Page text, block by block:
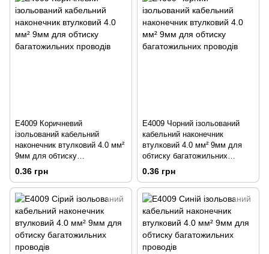
E4009 Коричневий
ізольований кабельний
наконечник втулковий 4.0 мм²
9мм для обтиску
багатожильних проводів
0.36 грн
E4009 Чорний ізольований
кабельний наконечник
втулковий 4.0 мм² 9мм для
обтиску багатожильних
проводів
0.36 грн